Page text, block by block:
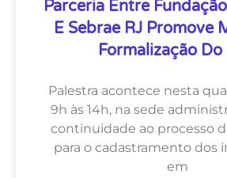
Parceria Entre
E Sebrae RJ Promove
Formalização Do
Palestra acontece nesta
9h às 14h, na sede
continuidade ao processo
para o cadastramento dos
em